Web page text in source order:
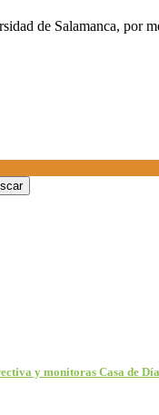
de Salamanca, por
y monitoras Casa de